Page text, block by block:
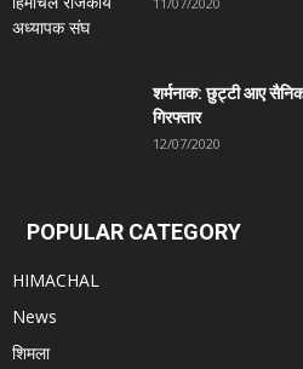
शर्मनाक: छुट्टी आए सैनिक
गिरफ्तार
12/07/2020
POPULAR CATEGORY
HIMACHAL
News
शिमला